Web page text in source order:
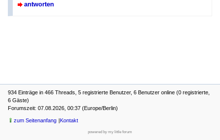
antworten
934 Einträge in 466 Threads, 5 registrierte Benutzer, 6 Benutzer online (0 registrierte,
6 Gäste)
Forumszeit: 07.08.2026, 00:37 (Europe/Berlin)
zum Seitenanfang Kontakt
powered by my little forum